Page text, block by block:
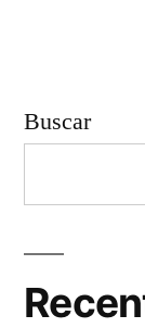
Buscar